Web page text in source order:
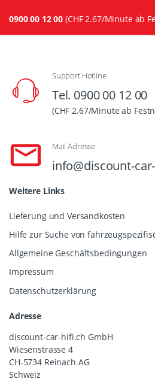
0900 00 12 00 (CHF 2.67/Minute ab
Support Hotline
Tel. 0900 00 12 00
(CHF 2.67/Minute ab
Mail Adresse
info@discount-
Weitere Links
Lieferung und Versandkosten
Hilfe zur Suche von
Allgemeine Geschäftsbedingungen
Impressum
Datenschutzerklärung
Adresse
discount-car-hifi.ch GmbH
Wiesenstrasse 4
CH-5734 Reinach AG
Schweiz